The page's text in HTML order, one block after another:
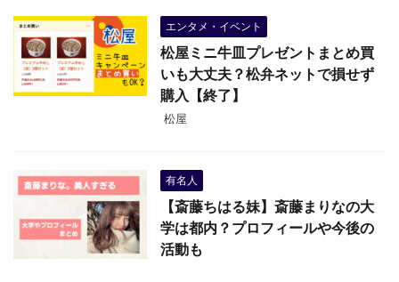
エンタメ・イベント
松屋ミニ牛皿プレゼントまとめ買
いも大丈夫？松弁ネットで損せず
購入【終了】
松屋
有名人
【斎藤ちはる妹】斎藤まりなの大
学は都内？プロフィールや今後の
活動も